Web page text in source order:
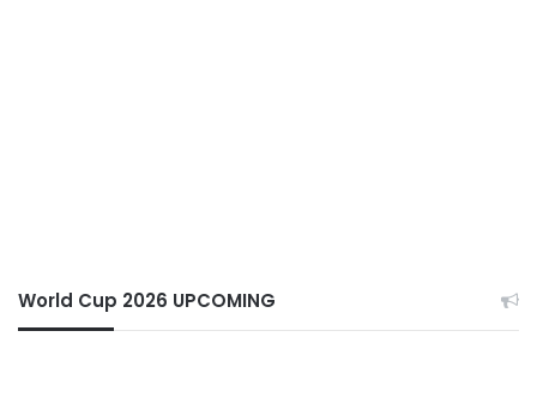
World Cup 2026 UPCOMING